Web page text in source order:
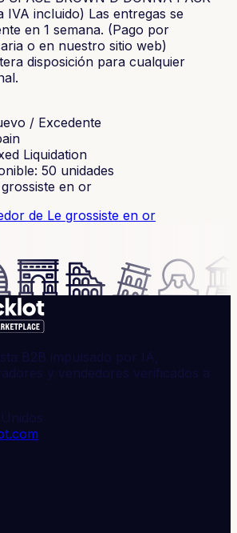
IVA incluido) Las entregas se
en 1 semana. (Pago por
o en nuestro sitio web)
disposición para cualquier
/ Excedente
Liquidation
: 50 unidades
grossiste en or
de Le grossiste en or
B2B impulsado por IA,
y vendedores verificados a